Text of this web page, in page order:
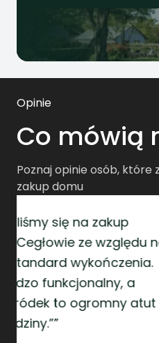
Opinie
Co mówią
Poznaj opinie osób, które
zakup domu
„„Bardzo dobry
deweloperem na
inwestycji.
harmonogramem,
wykonania
oczekiwania.””